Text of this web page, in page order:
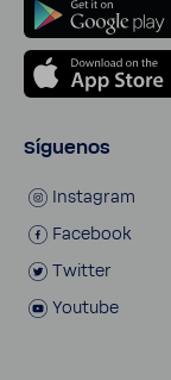
Síguenos
Insta­gram
Face­book
Twitter
Youtube